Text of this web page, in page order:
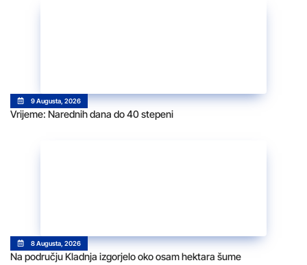
9 Augusta, 2026
Vrijeme: Narednih dana do 40 stepeni
8 Augusta, 2026
Na području Kladnja izgorjelo oko osam hektara šume